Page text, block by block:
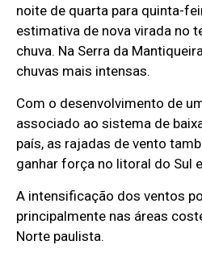
noite de quarta para quinta-
estimativa de nova virada no
chuva. Na Serra da
chuvas mais intensas.
Com o desenvolvimento de
associado ao sistema de
país, as rajadas de vento
ganhar força no litoral do Sul
A intensificação dos ventos
principalmente nas áreas
Norte paulista.